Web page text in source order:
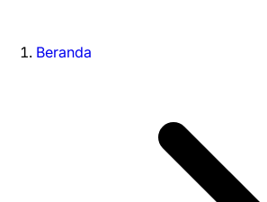
Beranda